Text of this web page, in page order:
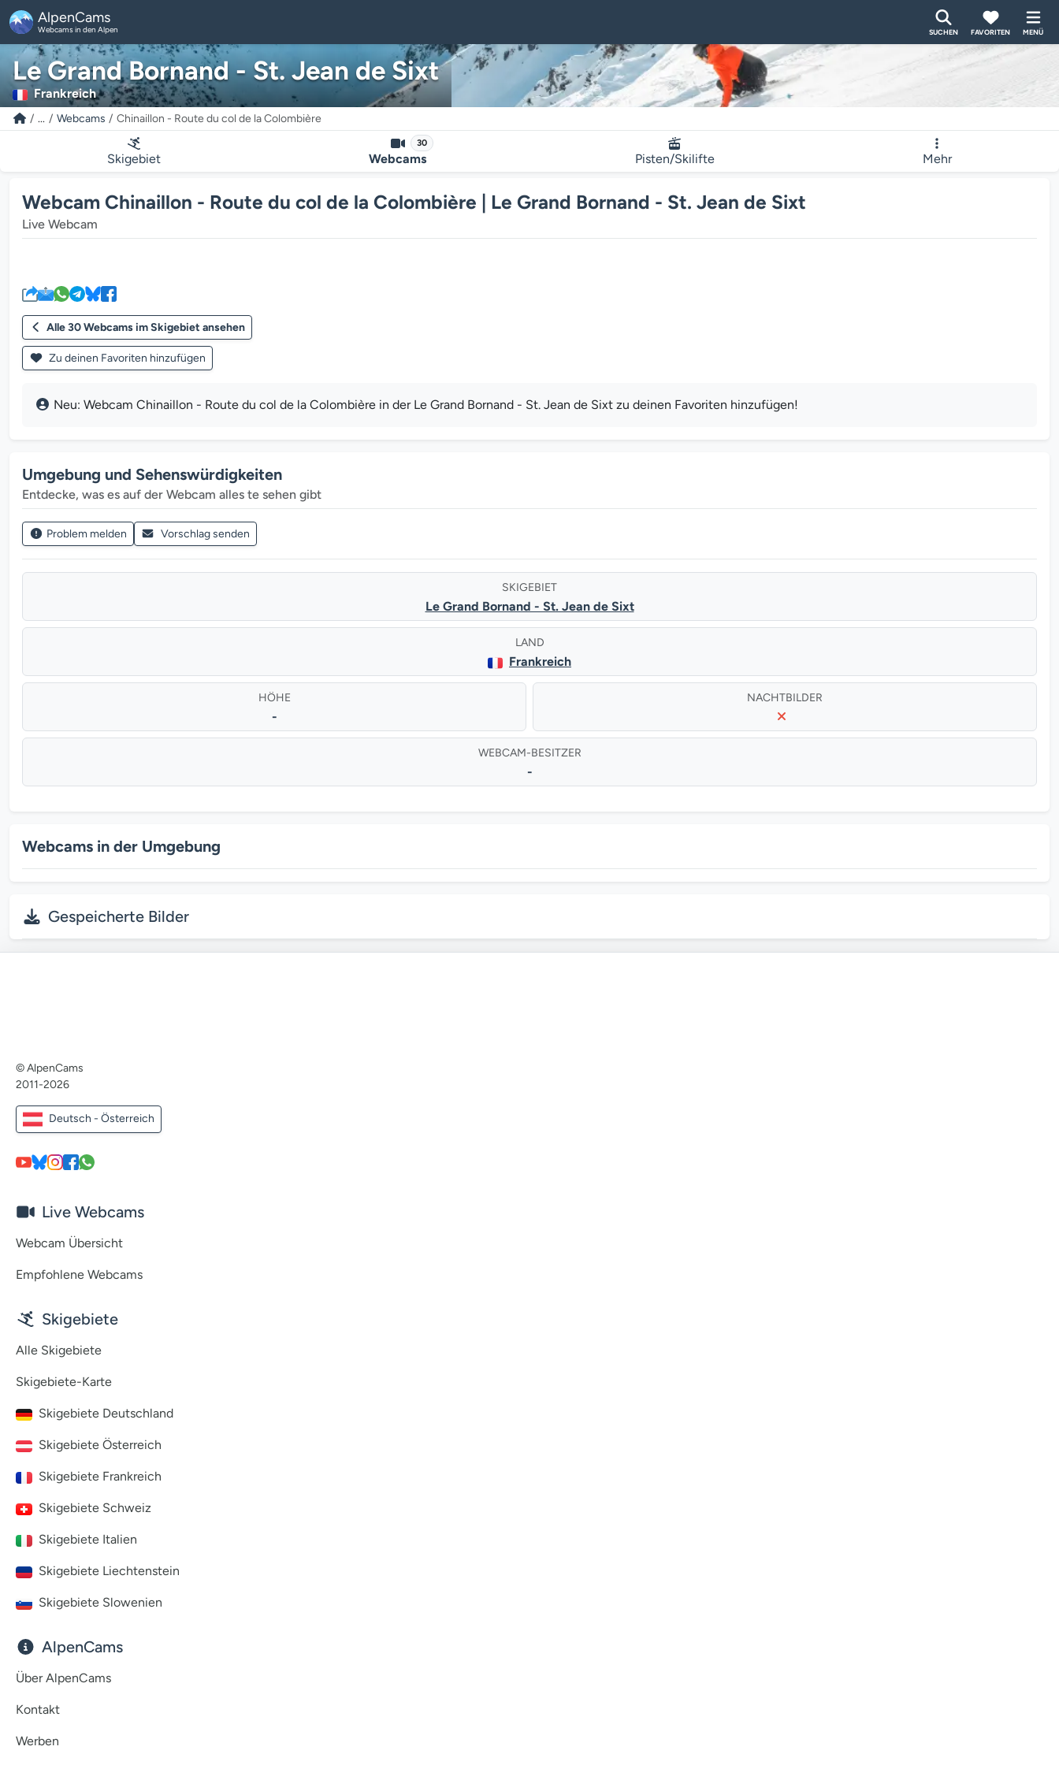
AlpenCams
Webcams in den Alpen SUCHEN FAVORITEN MENÜ
Le Grand Bornand - St. Jean de Sixt
Frankreich
... Webcams Chinaillon - Route du col de la Colombière
Skigebiet
30
Webcams Pisten/Skilifte Mehr
Webcam Chinaillon - Route du col de la Colombière | Le Grand Bornand - St. Jean de Sixt
Live Webcam
Alle 30 Webcams im Skigebiet ansehen
Zu deinen Favoriten hinzufügen
Neu: Webcam Chinaillon - Route du col de la Colombière in der Le Grand Bornand - St. Jean de Sixt zu deinen Favoriten hinzufügen!
Umgebung und Sehenswürdigkeiten
Entdecke, was es auf der Webcam alles te sehen gibt
Problem melden Vorschlag senden
SKIGEBIET
Le Grand Bornand - St. Jean de Sixt
LAND
Frankreich
HÖHE
-
NACHTBILDER
WEBCAM-BESITZER
-
Webcams in der Umgebung
Gespeicherte Bilder
© AlpenCams
2011-2026
Deutsch - Österreich
Live Webcams
Webcam Übersicht
Empfohlene Webcams
Skigebiete
Alle Skigebiete
Skigebiete-Karte
Skigebiete Deutschland
Skigebiete Österreich
Skigebiete Frankreich
Skigebiete Schweiz
Skigebiete Italien
Skigebiete Liechtenstein
Skigebiete Slowenien
AlpenCams
Über AlpenCams
Kontakt
Werben